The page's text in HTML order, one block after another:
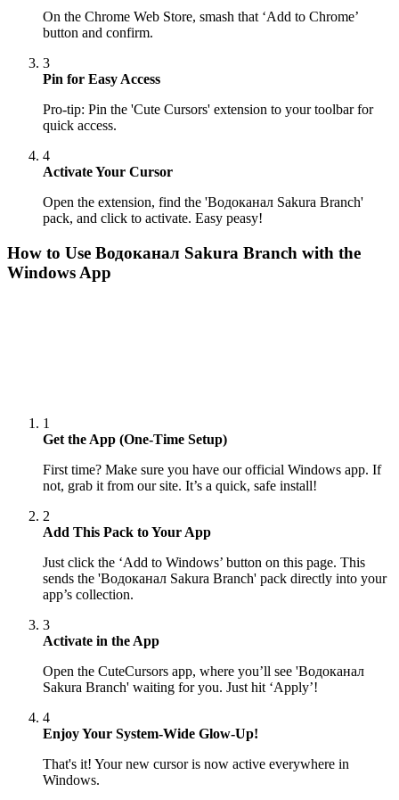
On the Chrome Web Store, smash that ‘Add to Chrome’
button and confirm.
3
Pin for Easy Access
Pro-tip: Pin the 'Cute Cursors' extension to your toolbar for
quick access.
4
Activate Your Cursor
Open the extension, find the 'Водоканал Sakura Branch'
pack, and click to activate. Easy peasy!
How to Use Водоканал Sakura Branch with the
Windows App
1
Get the App (One-Time Setup)
First time? Make sure you have our official Windows app. If
not, grab it from our site. It’s a quick, safe install!
2
Add This Pack to Your App
Just click the ‘Add to Windows’ button on this page. This
sends the 'Водоканал Sakura Branch' pack directly into your
app’s collection.
3
Activate in the App
Open the CuteCursors app, where you’ll see 'Водоканал
Sakura Branch' waiting for you. Just hit ‘Apply’!
4
Enjoy Your System-Wide Glow-Up!
That's it! Your new cursor is now active everywhere in
Windows.